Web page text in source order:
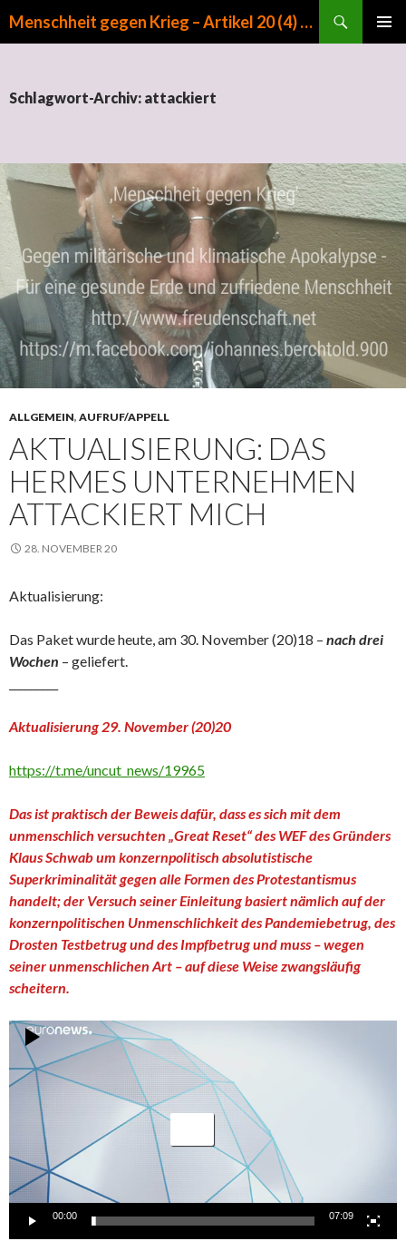
Menschheit gegen Krieg – Artikel 20 (4) GG
Schlagwort-Archiv: attackiert
ALLGEMEIN, AUFRUF/APPELL
AKTUALISIERUNG: DAS
HERMES UNTERNEHMEN
ATTACKIERT MICH
28. NOVEMBER 20
Aktualisierung:
Das Paket wurde heute, am 30. November (20)18 – nach drei
Wochen – geliefert.
Aktualisierung 29. November (20)20
https://t.me/uncut_news/19965
Das ist praktisch der Beweis dafür, dass es sich mit dem
unmenschlich versuchten „Great Reset“ des WEF des Gründers
Klaus Schwab um konzernpolitisch absolutistische
Superkriminalität gegen alle Formen des Protestantismus
handelt; der Versuch seiner Einleitung basiert nämlich auf der
konzernpolitischen Unmenschlichkeit des Pandemiebetrug, des
Drosten Testbetrug und des Impfbetrug und muss – wegen
seiner unmenschlichen Art – auf diese Weise zwangsläufig
scheitern.
Video-
Player
00:00 07:09